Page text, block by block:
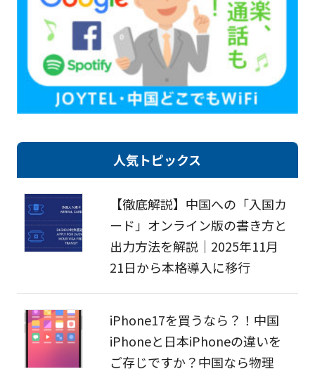
人気トピックス
【徹底解説】中国への「入国カ
ード」オンライン版の書き方と
出力方法を解説｜2025年11月
21日から本格導入に移行
iPhone17を買うなら？！中国
iPhoneと日本iPhoneの違いを
ご存じですか？中国なら物理